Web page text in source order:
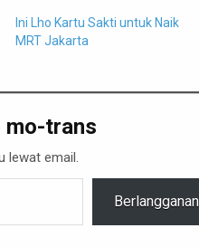
Ini Lho Kartu Sakti untuk Naik
MRT Jakarta
mo-trans
lewat email.
Berlangganan